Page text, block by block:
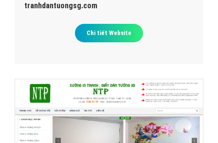
tranhdantuongsg.com
Chi tiết Website